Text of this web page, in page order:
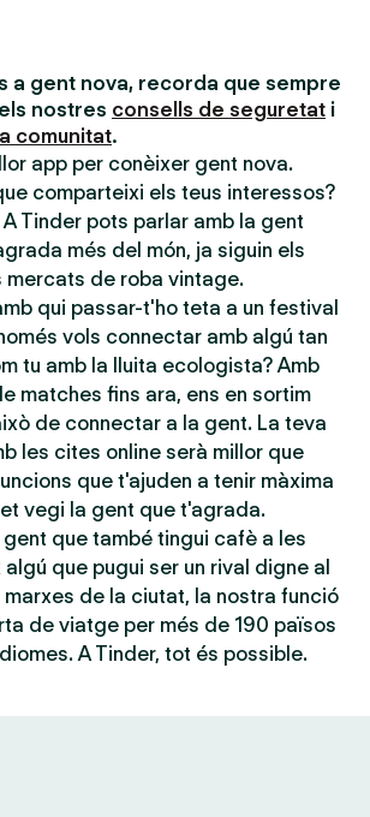
a gent nova, recorda que sempre
nostres consells de seguretat i
comunitat.
app per conèixer gent nova.
comparteixi els teus interessos?
Tinder pots parlar amb la gent
més del món, ja siguin els
mercats de roba vintage.
qui passar-t'ho teta a un festival
vols connectar amb algú tan
tu amb la lluita ecologista? Amb
matches fins ara, ens en sortim
de connectar a la gent. La teva
les cites online serà millor que
que t'ajuden a tenir màxima
vegi la gent que t'agrada.
que també tingui cafè a les
que pugui ser un rival digne al
marxes de la ciutat, la nostra funció
de viatge per més de 190 països
A Tinder, tot és possible.